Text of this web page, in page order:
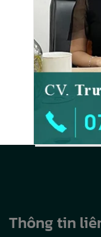
Thông tin